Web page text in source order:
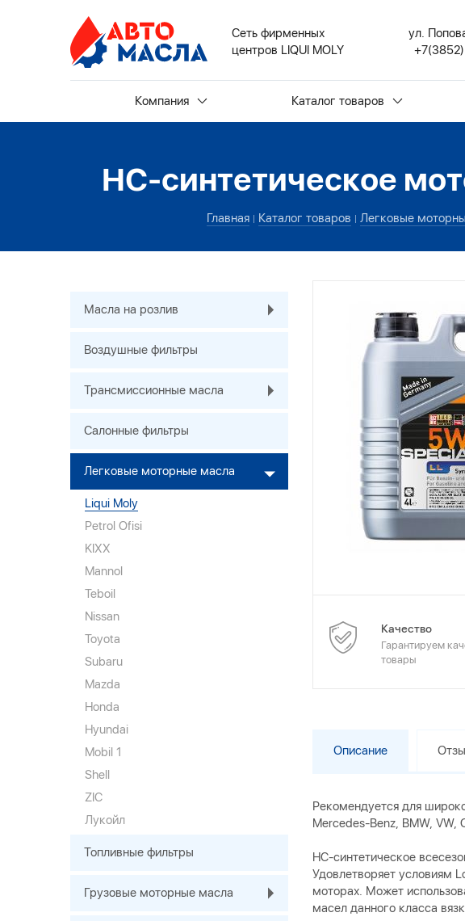
Сеть фирменных
центров LIQUI MOLY
ул.
Компания Каталог товаров
НС-синтетическое
Главная Каталог товаров Легковые
Качество
Гарантируем
товары
Описание
Рекомендуется для
Mercedes-Benz, BMW, VW,
HC-синтетическое
Удовлетворяет условиям
моторах. Может
масел данного класса
Масла на розлив
Воздушные фильтры
Трансмиссионные масла
Салонные фильтры
Легковые моторные масла
Liqui Moly
Petrol Ofisi
KIXX
Mannol
Teboil
Nissan
Toyota
Subaru
Mazda
Honda
Hyundai
Mobil 1
Shell
ZIC
Лукойл
Топливные фильтры
Грузовые моторные масла